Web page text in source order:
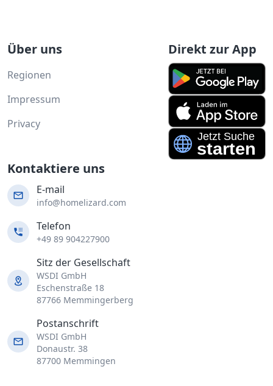
Über uns
Regionen
Impressum
Privacy
Direkt zur App
Kontaktiere uns
E-mail
info@homelizard.com
Telefon
+49 89 904227900
Sitz der Gesellschaft
WSDI GmbH
Eschenstraße 18
87766 Memmingerberg
Postanschrift
WSDI GmbH
Donaustr. 38
87700 Memmingen